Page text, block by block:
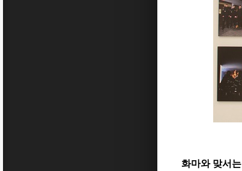
화마와 맞서